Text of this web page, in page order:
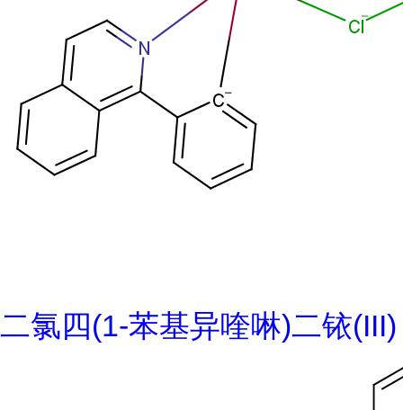
二氯四(1-苯基异喹啉)二铱(III)